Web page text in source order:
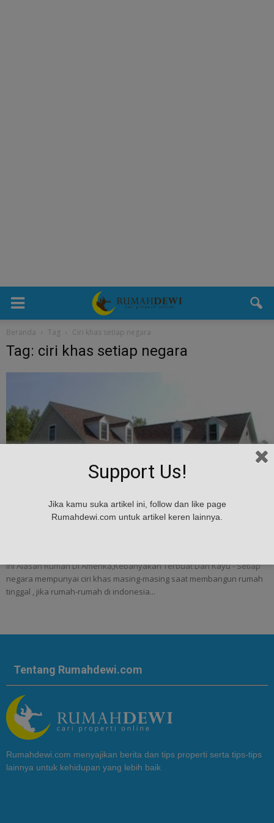
Beranda Tag Ciri khas setiap negara
Tag: ciri khas setiap negara
Ini Alasan Rumah Di Amerika,Kebanyakan
Ini Alasan Rumah Di Amerika,Kebanyakan Terbuat Dari Kayu - Setiap
negara mempunyai ciri khas masing-masing saat membangun rumah
tinggal , jika rumah-rumah di indonesia...
Tentang Rumahdewi.com
Rumahdewi.com menyajikan berita dan tips properti serta tips-tips
lainnya untuk kehidupan yang lebih baik
Support Us!
Jika kamu suka artikel ini, follow dan like page
Rumahdewi.com untuk artikel keren lainnya.